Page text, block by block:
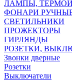
ЛАМПЫ,
ФОНАРИ
СВЕТИЛЬНИКИ
ПРОЖЕКТОРЫ
ГИРЛЯНДЫ
РОЗЕТКИ,
Звонки дверные
Розетки
Выключатели